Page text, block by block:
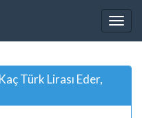
Türk Lirası Eder,